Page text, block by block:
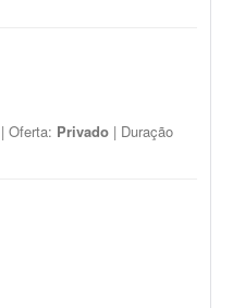
| Oferta: Privado | Duração